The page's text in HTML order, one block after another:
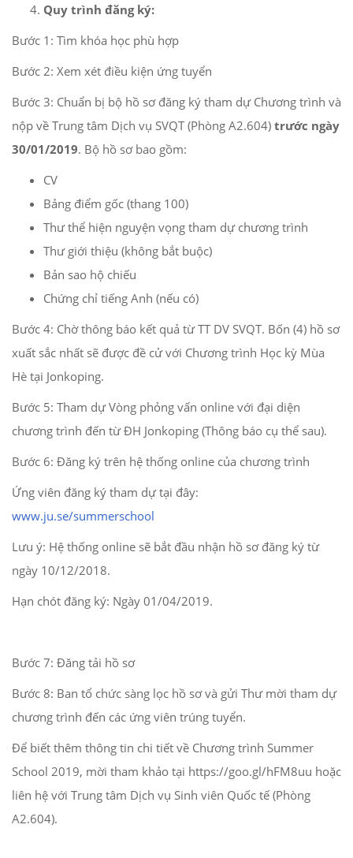
Quy trình đăng ký:
Bước 1: Tìm khóa học phù hợp
Bước 2: Xem xét điều kiện ứng tuyển
Bước 3: Chuẩn bị bộ hồ sơ đăng ký tham dự Chương trình và
nộp về Trung tâm Dịch vụ SVQT (Phòng A2.604) trước ngày
30/01/2019. Bộ hồ sơ bao gồm:
CV
Bảng điểm gốc (thang 100)
Thư thể hiện nguyện vọng tham dự chương trình
Thư giới thiệu (không bắt buộc)
Bản sao hộ chiếu
Chứng chỉ tiếng Anh (nếu có)
Bước 4: Chờ thông báo kết quả từ TT DV SVQT. Bốn (4) hồ sơ
xuất sắc nhất sẽ được đề cử với Chương trình Học kỳ Mùa
Hè tại Jonkoping.
Bước 5: Tham dự Vòng phỏng vấn online với đại diện
chương trình đến từ ĐH Jonkoping (Thông báo cụ thể sau).
Bước 6: Đăng ký trên hệ thống online của chương trình
Ứng viên đăng ký tham dự tại đây:
www.ju.se/summerschool
Lưu ý: Hệ thống online sẽ bắt đầu nhận hồ sơ đăng ký từ
ngày 10/12/2018.
Hạn chót đăng ký: Ngày 01/04/2019.
Bước 7: Đăng tải hồ sơ
Bước 8: Ban tổ chức sàng lọc hồ sơ và gửi Thư mời tham dự
chương trình đến các ứng viên trúng tuyển.
Để biết thêm thông tin chi tiết về Chương trình Summer
School 2019, mời tham khảo tại https://goo.gl/hFM8uu hoặc
liên hệ với Trung tâm Dịch vụ Sinh viên Quốc tế (Phòng
A2.604).